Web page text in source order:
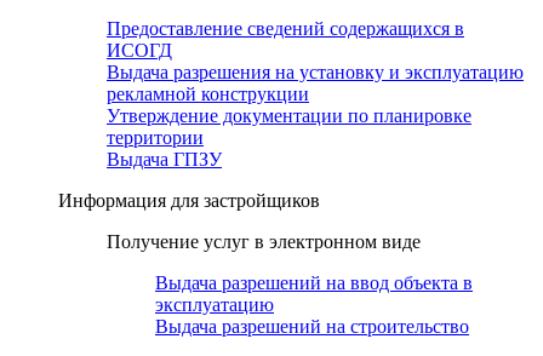
Предоставление сведений содержащихся в
ИСОГД
Выдача разрешения на установку и эксплуатацию
рекламной конструкции
Утверждение документации по планировке
территории
Выдача ГПЗУ
Информация для застройщиков
Получение услуг в электронном виде
Выдача разрешений на ввод объекта в
эксплуатацию
Выдача разрешений на строительство